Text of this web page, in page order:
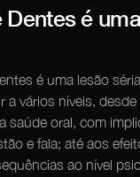
é
é uma lesão
a vários níveis,
saúde oral, com
e fala; até aos
ao nível